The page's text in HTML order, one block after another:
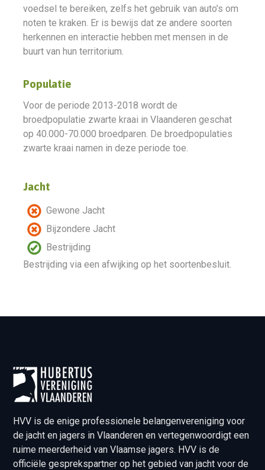
voedsel te bereiken, zelfs het gebruik van auto’s om
noten te kraken. Er is bewijs dat ze andere soorten
herkennen en interactie hebben met mensen in de
buurt van hun territorium.
Populatie
Voor de periode 2013-2018 wordt de
broedpopulatie zwarte kraai in Vlaanderen geschat
op 40.000-70.000 broedparen. De broedpopulaties
zwarte kraai namen in deze periode toe.
Jacht
Gewone Jacht
Bijzondere Jacht
Bestrijding
Bestrijding via een afwijking op het soortenbesluit.
HVV is de enige professionele belangenvereniging voor
de jacht en jagers in Vlaanderen en vertegenwoordigt een
ruime meerderheid van Vlaamse jagers. HVV is de
officiële gesprekspartner op het gebied van jacht voor de